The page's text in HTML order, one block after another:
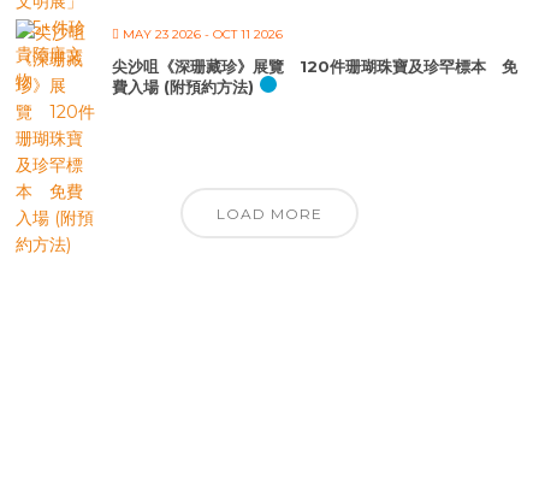
MAY 23 2026 - OCT 11 2026
尖沙咀《深珊藏珍》展覽 120件珊瑚珠寶及珍罕標本 免
費入場 (附預約方法)
LOAD MORE